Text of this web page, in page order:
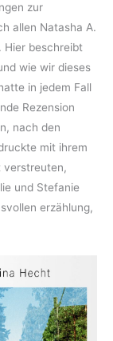
zur
allen Natasha A.
Hier beschreibt
wie wir dieses
in jedem Fall
Rezension
nach den
mit ihrem
verstreuten,
und Stefanie
erzählung,